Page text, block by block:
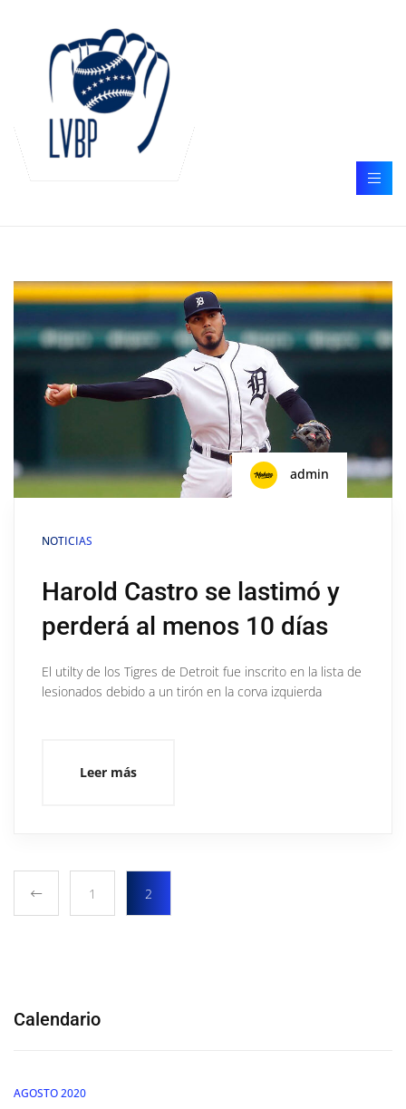
admin
NOTICIAS
Harold Castro se lastimó y
perderá al menos 10 días
El utilty de los Tigres de Detroit fue inscrito en la lista de
lesionados debido a un tirón en la corva izquierda
Leer más
1 2
Calendario
AGOSTO 2020